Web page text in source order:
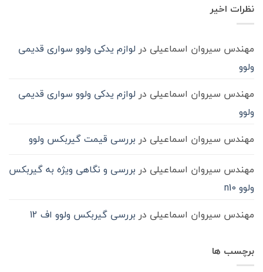
حمل‌ونقل
گیربکس
ماشیننظرات اخیر
مهندس سیروان اسماعیلی در لوازم یدکی ولوو سواری قدیمی
ولوو
مهندس سیروان اسماعیلی در لوازم یدکی ولوو سواری قدیمی
ولوو
مهندس سیروان اسماعیلی در بررسی قیمت گیربکس ولوو
مهندس سیروان اسماعیلی در بررسی و نگاهی ویژه به گیربکس
ولوو n10
مهندس سیروان اسماعیلی در بررسی گیربکس ولوو اف 12
برچسب ها